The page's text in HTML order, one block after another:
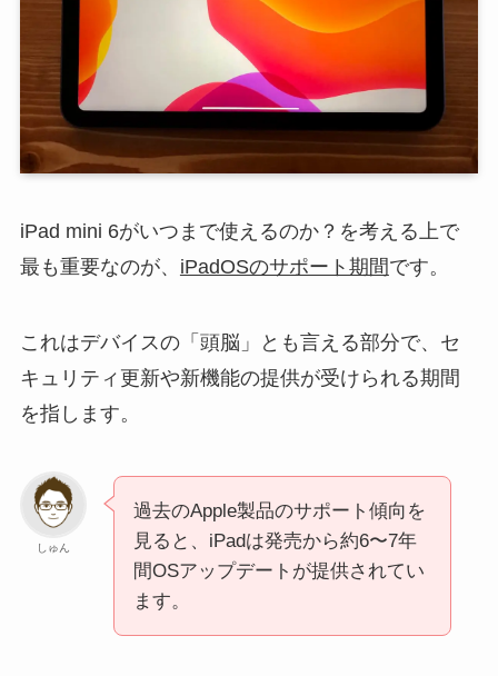
iPad mini 6がいつまで使えるのか？を考える上で
最も重要なのが、 iPadOSのサポート期間です。
これはデバイスの「頭脳」とも言える部分で、セ
キュリティ更新や新機能の提供が受けられる期間
を指します。
しゅん
過去のApple製品のサポート傾向を
見ると、iPadは発売から約6〜7年
間OSアップデートが提供されてい
ます。